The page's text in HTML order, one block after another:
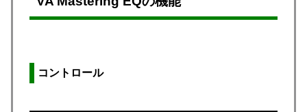
コントロール